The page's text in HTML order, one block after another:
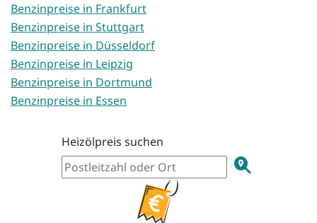
Benzinpreise in Frankfurt
Benzinpreise in Stuttgart
Benzinpreise in Düsseldorf
Benzinpreise in Leipzig
Benzinpreise in Dortmund
Benzinpreise in Essen
Heizölpreis suchen